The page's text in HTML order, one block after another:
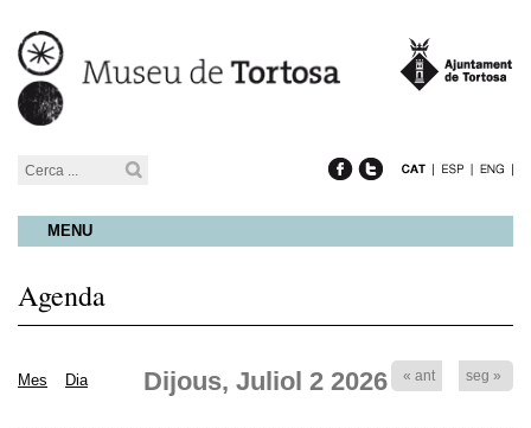
MENU
Agenda
Mes Dia « ant
Dijous, Juliol 2 2026 seg »